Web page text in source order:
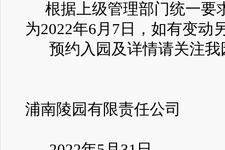
根据上级管理部门统一要
为2022年6月7日，如有变动
预约入园及详情请关注我
浦南陵园有限责任公司